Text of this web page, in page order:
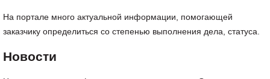
На портале много актуальной информации, помогающей
заказчику определиться со степенью выполнения дела, статуса.
Новости